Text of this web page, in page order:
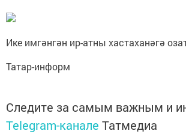
Ике имгәнгән ир-атны хастаханәгә
Татар-информ
Следите за самым важным и
Telegram-канале Татмедиа